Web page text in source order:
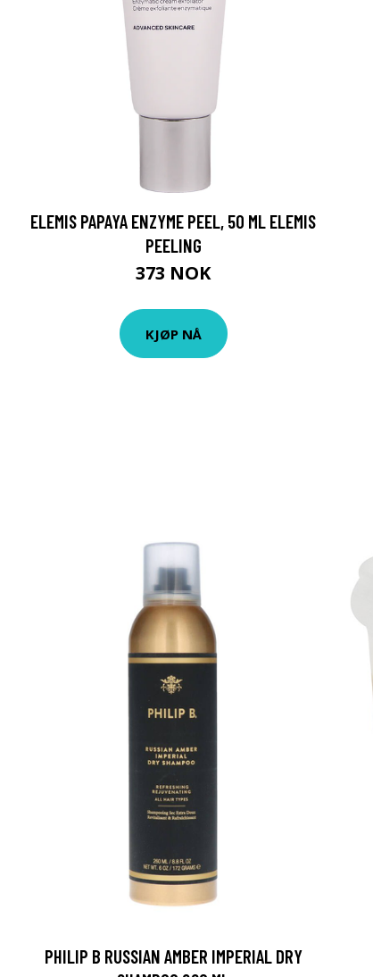
ELEMIS PAPAYA ENZYME PEEL, 50 ML ELEMIS
PEELING
373 NOK
KJØP NÅ
PHILIP B RUSSIAN AMBER IMPERIAL DRY